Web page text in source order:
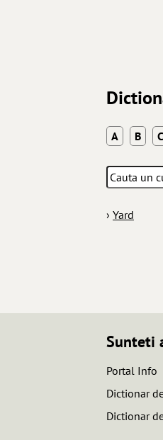
A B C
› Yard
Sunteti
Portal Info
Dictionar
Dictionar